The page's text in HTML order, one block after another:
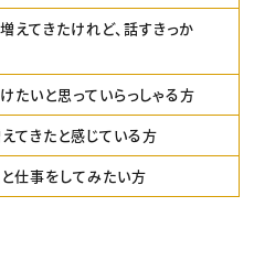
えてきたけれど、話すきっか
たいと思っていらっしゃる方
てきたと感じている方
仕事をしてみたい方